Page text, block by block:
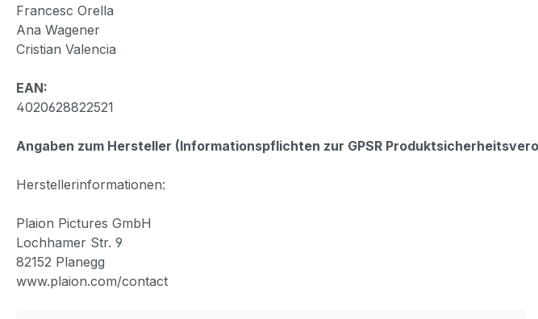
Francesc Orella
Ana Wagener
Cristian Valencia
EAN:
4020628822521
Angaben zum Hersteller (Informationspflichten zur GPSR
Herstellerinformationen:
Plaion Pictures GmbH
Lochhamer Str. 9
82152 Planegg
www.plaion.com/contact